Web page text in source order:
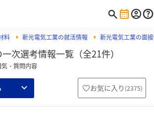
料 新光電気工業の就活情報 新光電気工業の面
次選考情報一覧（全21件）
・質問内容
お気に入り (2375)